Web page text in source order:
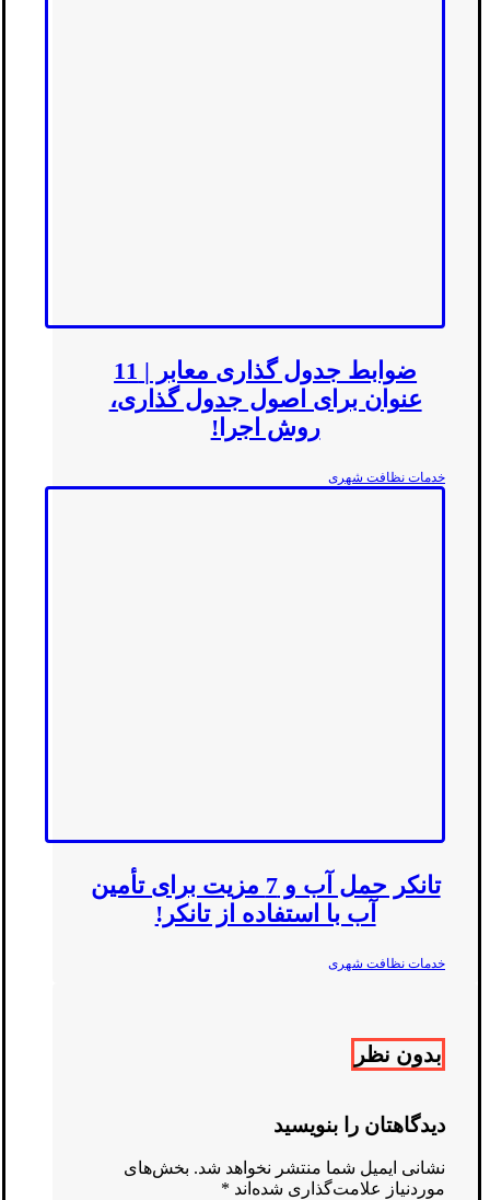
ضوابط جدول گذاری معابر | 11
عنوان برای اصول جدول گذاری،
روش اجرا!
خدمات نظافت شهری
تانکر حمل آب و 7 مزیت برای تأمین
آب با استفاده از تانکر!
خدمات نظافت شهری
بدون نظر
دیدگاهتان را بنویسید
نشانی ایمیل شما منتشر نخواهد شد. بخش‌های
موردنیاز علامت‌گذاری شده‌اند *